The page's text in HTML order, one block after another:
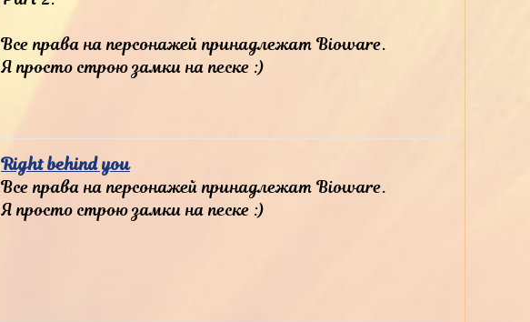
Все права на персонажей принадлежат Bioware.
Я просто строю замки на песке :)
Right behind you
Все права на персонажей принадлежат Bioware.
Я просто строю замки на песке :)